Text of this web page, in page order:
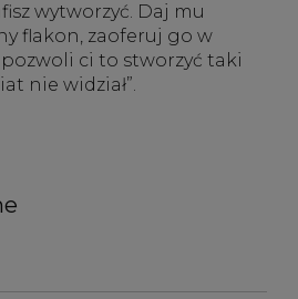
wytworzyć. Daj mu
flakon, zaoferuj go w
ci to stworzyć taki
nie widział”.